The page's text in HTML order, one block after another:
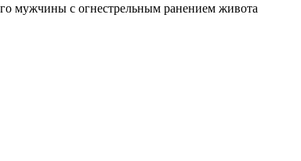
мужчины с огнестрельным ранением живота